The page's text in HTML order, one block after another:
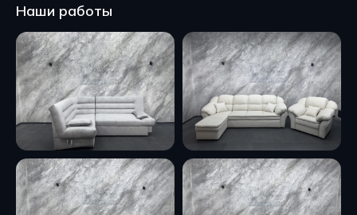
Наши работы